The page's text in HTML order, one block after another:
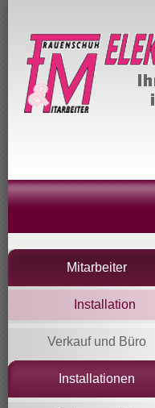
Mitarbeiter
Installation
Verkauf und Büro
Installationen